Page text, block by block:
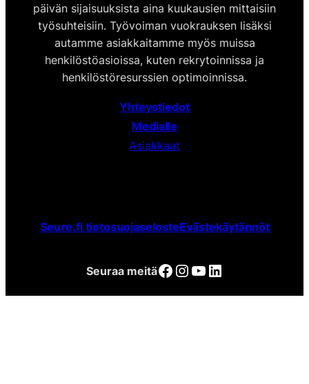
päivän sijaisuuksista aina kuukausien mittaisiin
työsuhteisiin. Työvoiman vuokrauksen lisäksi
autamme asiakkaitamme myös muissa
henkilöstöasioissa, kuten rekrytoinnissa ja
henkilöstöresurssien optimoinnissa.
Yhteystiedot
Medialle
Asiakkaat
Seure.fi tietosuojaselosteEvästekäytännöt
Seuraa meitäFacebook Instagram YouTube LinkedIn